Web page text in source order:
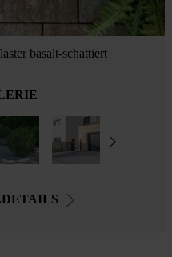
basalt-schattiert